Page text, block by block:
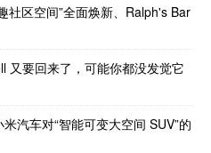
社区空间”全面焕新、Ralph's Bar
又要回来了，可能你都没发觉它
汽车对“智能可变大空间 SUV”的